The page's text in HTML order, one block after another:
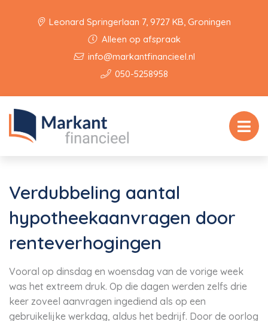
Leonard Springerlaan 7, 9727 KB, Groningen
Alleen op afspraak
info@markantfinancieel.nl
050-5258958
Verdubbeling aantal
hypotheekaanvragen door
renteverhogingen
Vooral op dinsdag en woensdag van de vorige week
was het extreem druk. Op die dagen werden zelfs drie
keer zoveel aanvragen ingediend als op een
gebruikelijke werkdag, aldus het bedrijf. Door de oorlog